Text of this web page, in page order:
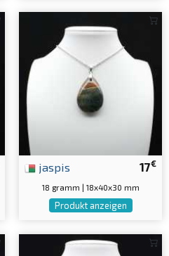
17€
jaspis
18 gramm | 18x40x30 mm
Produkt anzeigen